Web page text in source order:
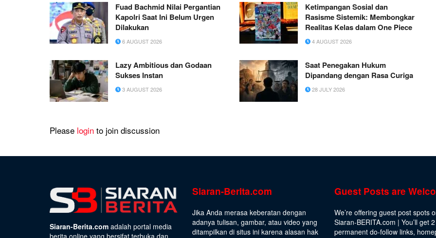
Fuad Bachmid Nilai Pergantian
Kapolri Saat Ini Belum Urgen
Dilakukan
6 AUGUST 2026
Ketimpangan Sosial dan
Rasisme Sistemik: Membongkar
Realitas Kelas dalam One Piece
4 AUGUST 2026
Lazy Ambitious dan Godaan
Sukses Instan
3 AUGUST 2026
Saat Penegakan Hukum
Dipandang dengan Rasa Curiga
28 JULY 2026
Please login to join discussion
Siaran-Berita.com adalah portal media
berita online yang bersifat terbuka dan
Siaran-Berita.com
Jika Anda merasa keberatan dengan
adanya tulisan, gambar, atau video yang
ditampilkan di situs ini karena alasan hak
Guest Posts are
We’re offering guest post spots
Siaran-BERITA.com | You’ll get 2
permanent do-follow links,